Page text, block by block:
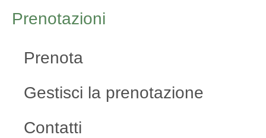
Prenotazioni
Prenota
Gestisci la prenotazione
Contatti